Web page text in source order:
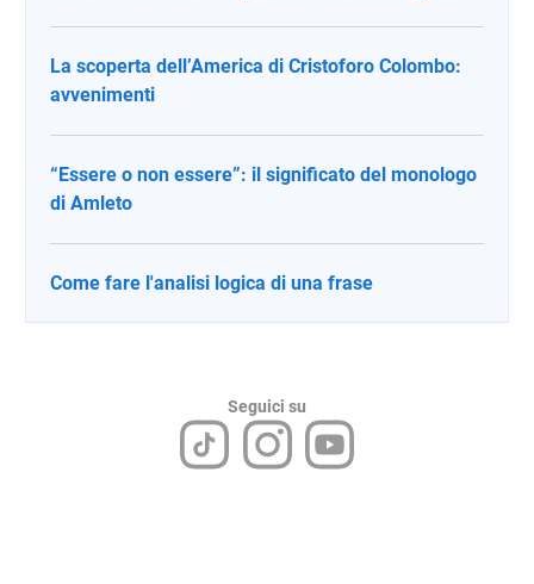
La scoperta dell’America di Cristoforo Colombo:
avvenimenti
“Essere o non essere”: il significato del monologo
di Amleto
Come fare l'analisi logica di una frase
Seguici su